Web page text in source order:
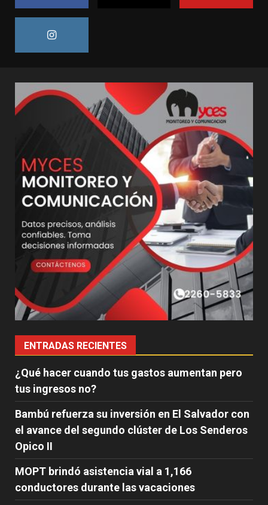
ENTRADAS RECIENTES
¿Qué hacer cuando tus gastos aumentan pero
tus ingresos no?
Bambú refuerza su inversión en El Salvador con
el avance del segundo clúster de Los Senderos
Opico II
MOPT brindó asistencia vial a 1,166
conductores durante las vacaciones